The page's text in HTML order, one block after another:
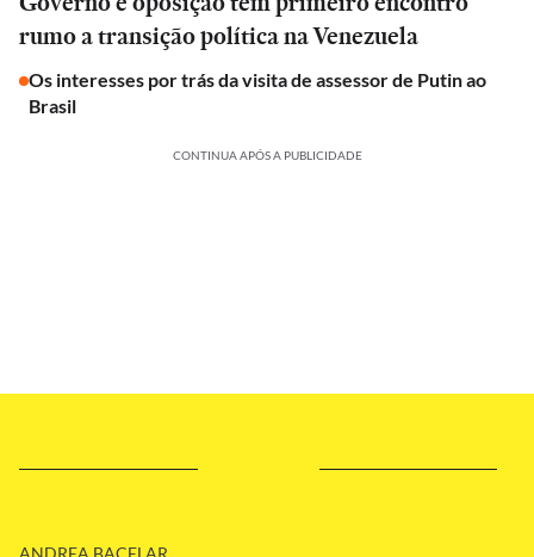
rumo a transição política na Venezuela
Os interesses por trás da visita de assessor de Putin ao
Brasil
CONTINUA APÓS A PUBLICIDADE
ANDREA BACELAR